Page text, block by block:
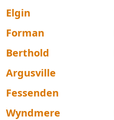
Elgin
Forman
Berthold
Argusville
Fessenden
Wyndmere